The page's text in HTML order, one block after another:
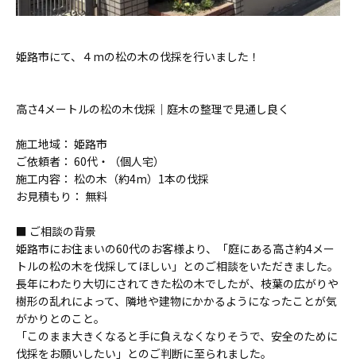
姫路市にて、４mの松の木の伐採を行いました！
高さ4メートルの松の木伐採｜庭木の整理で見通し良く
施工地域： 姫路市
ご依頼者： 60代・（個人宅）
施工内容： 松の木（約4m）1本の伐採
お見積もり： 無料
■ ご相談の背景
姫路市にお住まいの60代のお客様より、「庭にある高さ約4メー
トルの松の木を伐採してほしい」とのご相談をいただきました。
長年にわたり大切にされてきた松の木でしたが、枝葉の広がりや
樹形の乱れによって、隣地や建物にかかるようになったことが気
がかりとのこと。
「このまま大きくなると手に負えなくなりそうで、安全のために
伐採をお願いしたい」とのご判断に至られました。